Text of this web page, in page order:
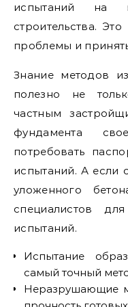
испытаний на
строительства.
проблемы и
Знание методов
полезно не
частным
фундамента
потребовать
испытаний. А если
уложенного
специалистов
испытаний.
Испытание
самый точный
Неразрушающие